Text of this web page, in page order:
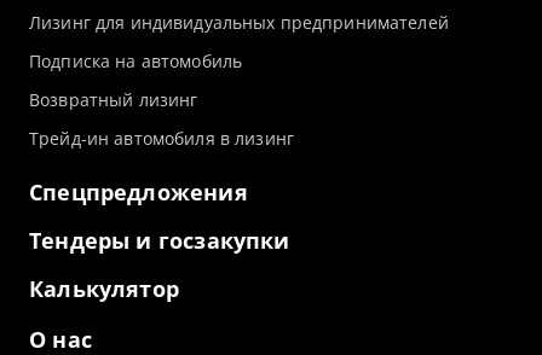
Лизинг для индивидуальных предпринимателей
Подписка на автомобиль
Возвратный лизинг
Трейд-ин автомобиля в лизинг
Спецпредложения
Тендеры и госзакупки
Калькулятор
О нас